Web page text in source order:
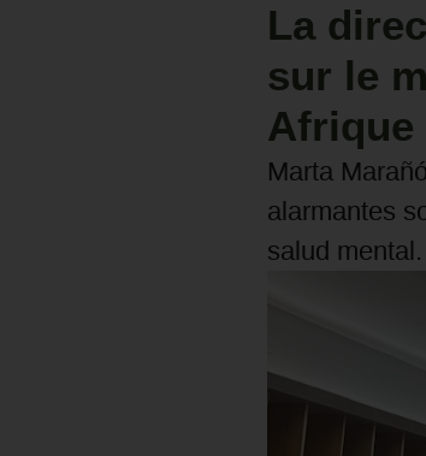
La
sur le
Afrique
Marta
alarmantes
salud mental.